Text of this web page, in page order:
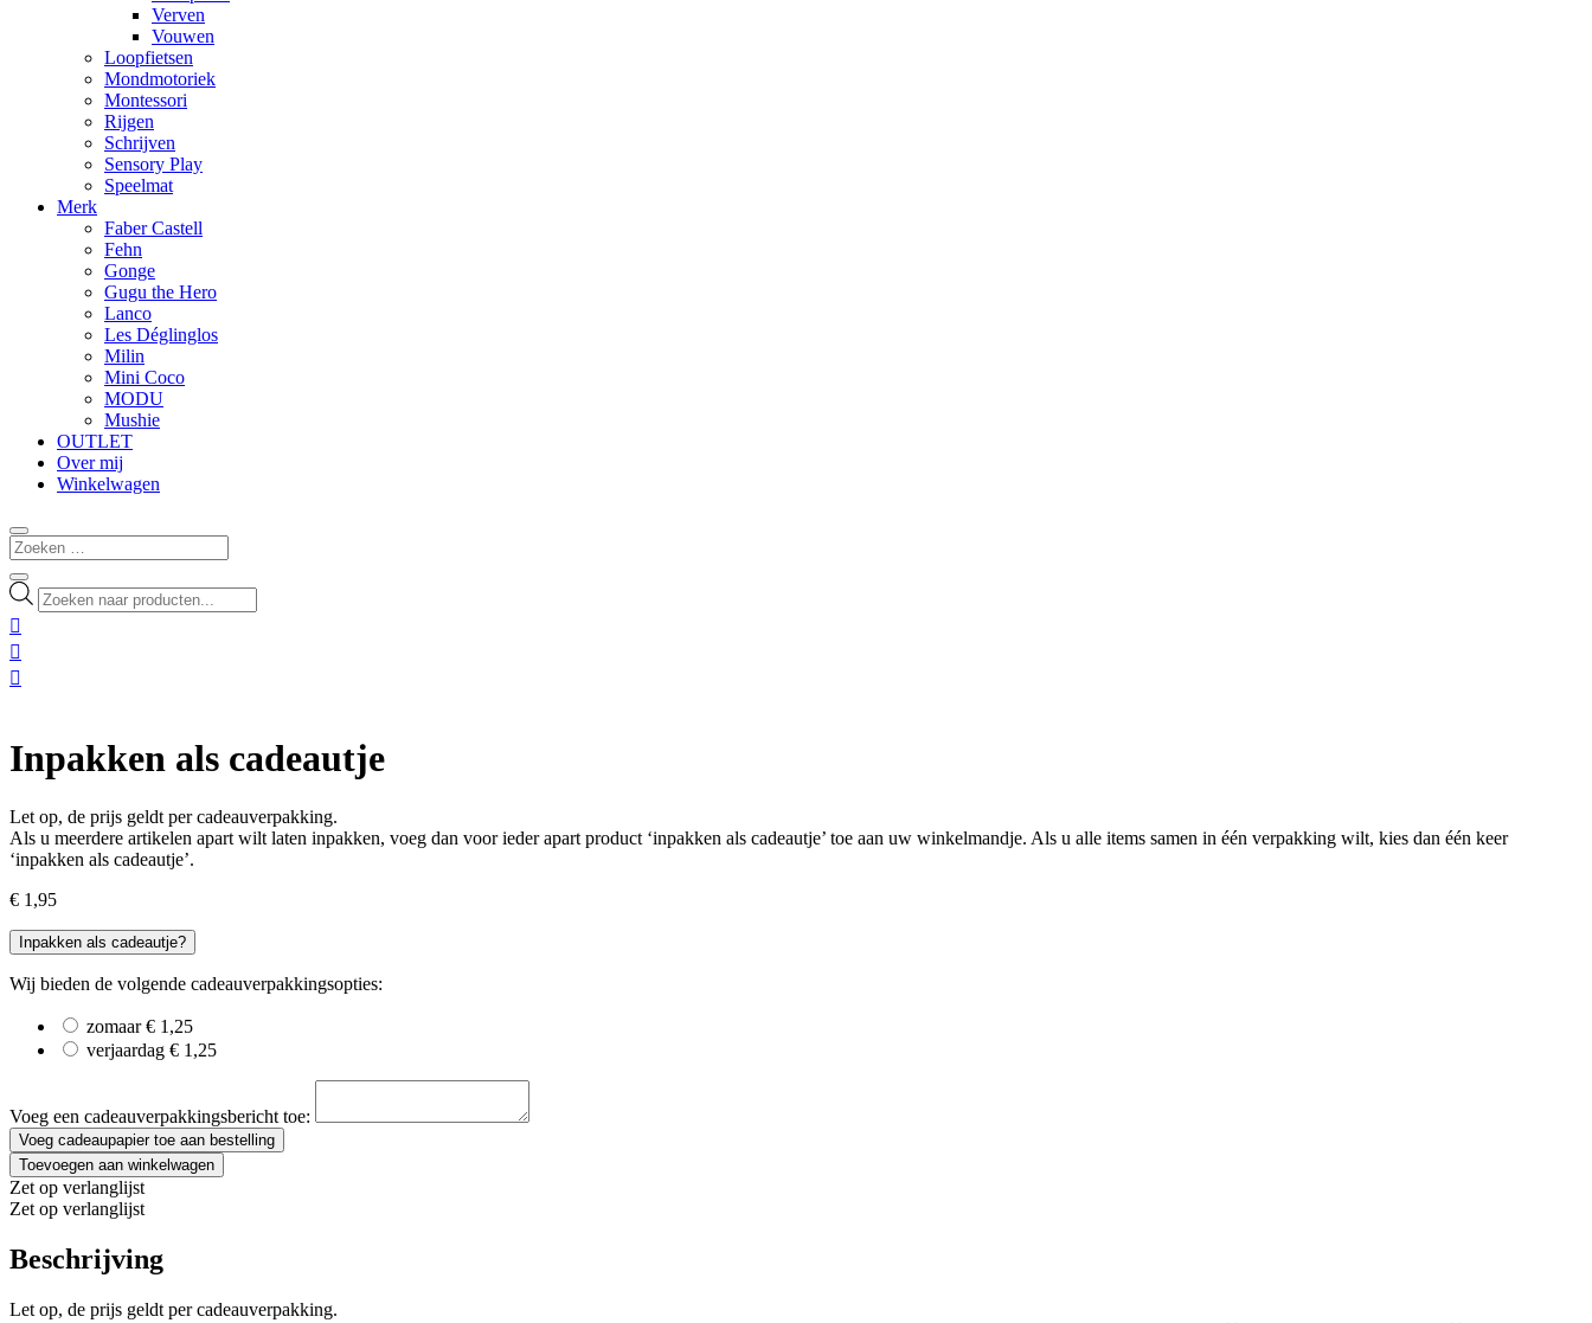
Verven
Vouwen
Loopfietsen
Mondmotoriek
Montessori
Rijgen
Schrijven
Sensory Play
Speelmat
Merk
Faber Castell
Fehn
Gonge
Gugu the Hero
Lanco
Les Déglinglos
Milin
Mini Coco
MODU
Mushie
OUTLET
Over mij
Winkelwagen
Producten
zoeken



Inpakken als cadeautje
Let op, de prijs geldt per cadeauverpakking.
Als u meerdere artikelen apart wilt laten inpakken, voeg dan voor ieder apart product ‘inpakken als cadeautje’ toe aan uw winkelmandje. Als u alle items samen in één verpakking wilt, kies dan één keer
‘inpakken als cadeautje’.
€ 1,95
Inpakken als cadeautje?
Wij bieden de volgende cadeauverpakkingsopties:
zomaar € 1,25
verjaardag € 1,25
Voeg een cadeauverpakkingsbericht toe:
Voeg cadeaupapier toe aan bestelling
Inpakken
als
cadeautje
aantal
Toevoegen aan winkelwagen
Zet op verlanglijst
Zet op verlanglijst
Beschrijving
Let op, de prijs geldt per cadeauverpakking.